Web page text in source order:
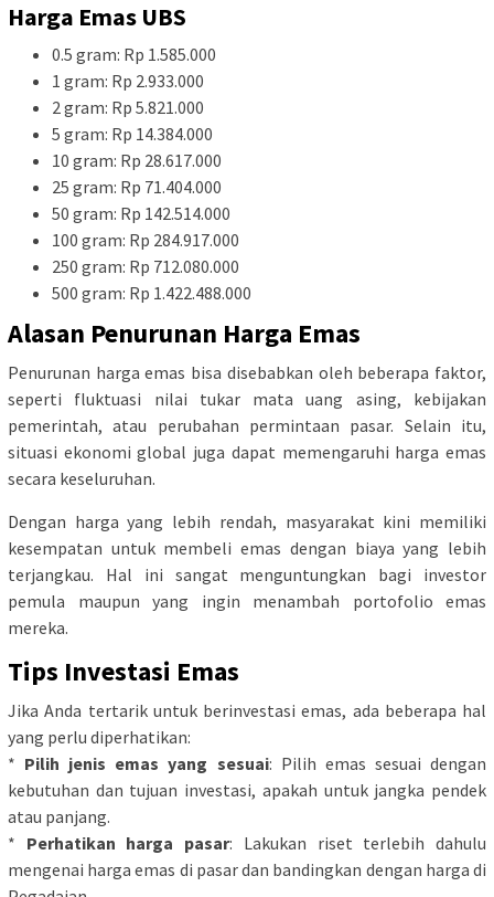
Harga Emas UBS
0.5 gram: Rp 1.585.000
1 gram: Rp 2.933.000
2 gram: Rp 5.821.000
5 gram: Rp 14.384.000
10 gram: Rp 28.617.000
25 gram: Rp 71.404.000
50 gram: Rp 142.514.000
100 gram: Rp 284.917.000
250 gram: Rp 712.080.000
500 gram: Rp 1.422.488.000
Alasan Penurunan Harga Emas
Penurunan harga emas bisa disebabkan oleh beberapa faktor,
seperti fluktuasi nilai tukar mata uang asing, kebijakan
pemerintah, atau perubahan permintaan pasar. Selain itu,
situasi ekonomi global juga dapat memengaruhi harga emas
secara keseluruhan.
Dengan harga yang lebih rendah, masyarakat kini memiliki
kesempatan untuk membeli emas dengan biaya yang lebih
terjangkau. Hal ini sangat menguntungkan bagi investor
pemula maupun yang ingin menambah portofolio emas
mereka.
Tips Investasi Emas
Jika Anda tertarik untuk berinvestasi emas, ada beberapa hal
yang perlu diperhatikan:
* Pilih jenis emas yang sesuai: Pilih emas sesuai dengan
kebutuhan dan tujuan investasi, apakah untuk jangka pendek
atau panjang.
* Perhatikan harga pasar: Lakukan riset terlebih dahulu
mengenai harga emas di pasar dan bandingkan dengan harga di